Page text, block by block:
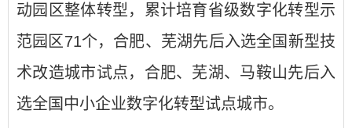
动园区整体转型，累计培育省级数字化转型示
范园区71个，合肥、芜湖先后入选全国新型技
术改造城市试点，合肥、芜湖、马鞍山先后入
选全国中小企业数字化转型试点城市。